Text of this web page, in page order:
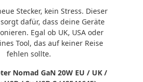
Stecker, kein Stress. Dieser
dafür, dass deine Geräte
Egal ob UK, USA oder
Tool, das auf keiner Reise
fehlen sollte.
Nomad GaN 20W EU / UK /